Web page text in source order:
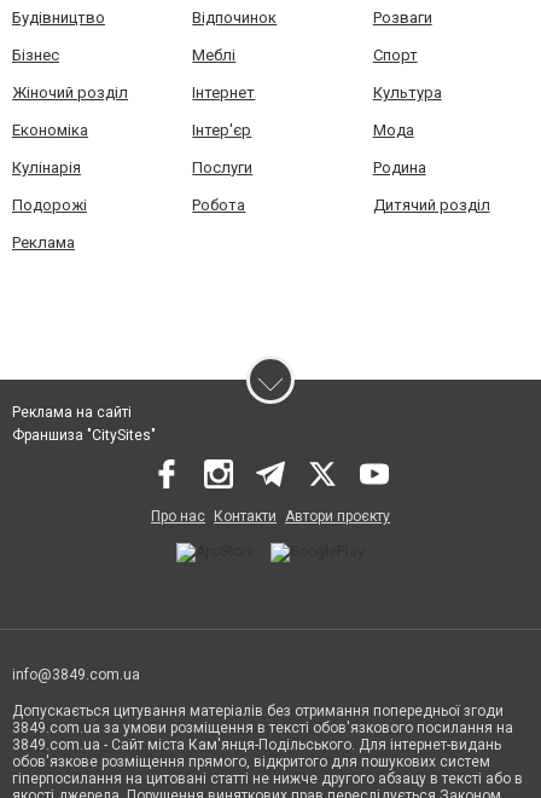
Будівництво Відпочинок Розваги
Бізнес Меблі Спорт
Жіночий розділ Інтернет Культура
Економіка Інтер'єр Мода
Кулінарія Послуги Родина
Подорожі Робота Дитячий розділ
Реклама
Реклама на сайті
Франшиза "CitySites"
Про нас Контакти Автори проєкту
info@3849.com.ua
Допускається цитування матеріалів без отримання попередньої згоди
3849.com.ua за умови розміщення в тексті обов'язкового посилання на
3849.com.ua - Сайт міста Кам'янця-Подільського. Для інтернет-видань
обов'язкове розміщення прямого, відкритого для пошукових систем
гіперпосилання на цитовані статті не нижче другого абзацу в тексті або в